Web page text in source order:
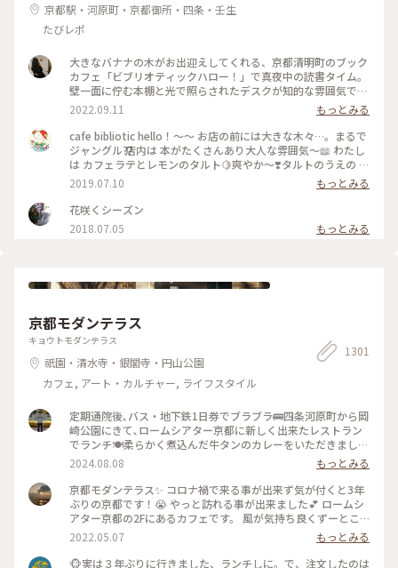
京都駅・河原町・京都御所・四条・壬生
たびレポ
大きなバナナの木がお出迎えしてくれる、京都清明町のブック
カフェ「ビブリオティックハロー！」で真夜中の読書タイム。
壁一面に佇む本棚と光で照らされたデスクが知的な雰囲気で、
これぞ大人カフェでした。2階に貫けている本棚を見に行く
と、ちょっとスケスケの渡り廊下でスリリング。スイーツもド
リンクも美味しくて、夜遅くまでやっているのも嬉しくて。。
これは出張の度に立ち寄りそうです。築150年以上の町屋をリ
ノベしたというところも見応えあり。観光というよりも、ロー
カルに寄り添っているようで温かい空気も感じました。 #私の
ことりっぷ2022 #Myことりっぷ #京都カフェ #ブックカフ
ェ #読書 #ガトーショコラ #コーヒー
2022.09.11
もっとみる
cafe bibliotic hello！〜〜 お店の前には大きな木々…。まるで
ジャングル⁇ 店内は 本がたくさんあり大人な雰囲気〜📖 わたし
は カフェラテとレモンのタルト🍋爽やか〜❣️タルトのうえの レ
モンのドライフルーツがめちゃくちゃ美味しい❣️ カフェの横で
は パンも販売してます。こちらも魅力的でしたが またの機会
に〜 #京都#カフェ#レモンタルト
2019.07.10
もっとみる
花咲くシーズン
2018.07.05
もっとみる
京都モダンテラス
キョウトモダンテラス
祇園・清水寺・銀閣寺・円山公園
カフェ, アート・カルチャー, ライフスタイル
1301
定期通院後､バス・地下鉄1日券でブラブラ🚌四条河原町から岡
崎公園にきて､ロームシアター京都に新しく出来たレストラン
でランチ🍽️柔らかく煮込んだ牛タンのカレーをいただきました
🍛 #グルメ #ランチ #カレー
2024.08.08
もっとみる
京都モダンテラス✨ コロナ禍で来る事が出来ず気が付くと3年
ぶりの京都です！😭 やっと訪れる事が出来ました💕 ロームシ
アター京都の2Fにあるカフェです。 風が気持ち良くずーとこ
こで時間を過ごしていたいカフェです🥰 スズメが残したケー
キのくずを食べにテーブルの上にやってきてました😆 #Myこ
とりっぷ #春風さんぽ
2022.05.07
もっとみる
🐵実は３年ぶりに行きました、ランチしに。で、注文したのは